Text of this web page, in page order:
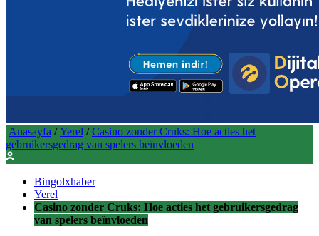
Anasayfa / Yerel / Casino zonder Cruks: Hoe acties het
gebruikersgedrag van spelers beïnvloeden
Bingolxhaber
Yerel
Casino zonder Cruks: Hoe acties het gebruikersgedrag
van spelers beïnvloeden